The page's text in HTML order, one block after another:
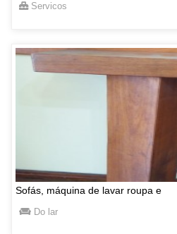
Servicos
Sofás, máquina de lavar roupa e
Do lar